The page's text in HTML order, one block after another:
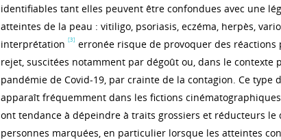
identifiables tant elles peuvent être confondues avec une
atteintes de la peau : vitiligo, psoriasis, eczéma, herpès,
interprétation [3] erronée risque de provoquer des réactions
rejet, suscitées notamment par dégoût ou, dans le contexte
pandémie de Covid‑19, par crainte de la contagion. Ce type
apparaît fréquemment dans les fictions
ont tendance à dépeindre à traits grossiers et réducteurs le
personnes marquées, en particulier lorsque les atteintes